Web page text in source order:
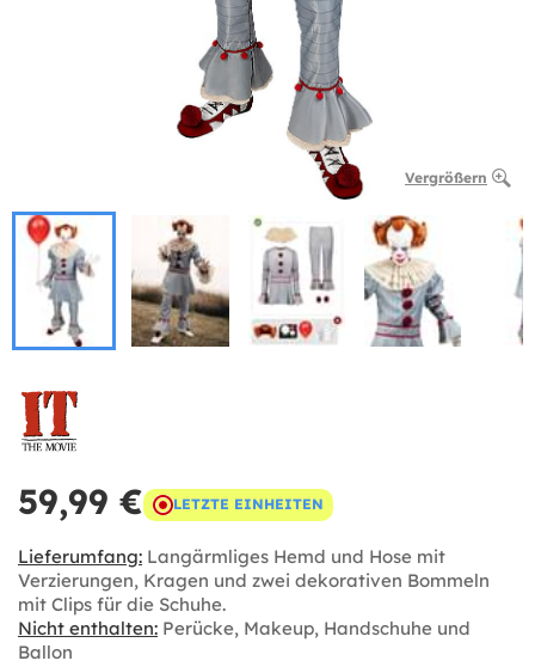
Vergrößern
59,99 € LETZTE EINHEITEN
Lieferumfang: Langärmliges Hemd und Hose mit
Verzierungen, Kragen und zwei dekorativen Bommeln
mit Clips für die Schuhe.
Nicht enthalten: Perücke, Makeup, Handschuhe und
Ballon